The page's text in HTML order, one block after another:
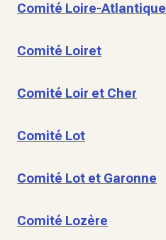
Comité Loire-Atlantique
Comité Loiret
Comité Loir et Cher
Comité Lot
Comité Lot et Garonne
Comité Lozère